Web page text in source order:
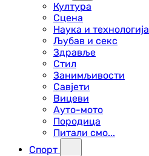
Култура
Сцена
Наука и технологија
Љубав и секс
Здравље
Стил
Занимљивости
Савјети
Вицеви
Ауто-мото
Породица
Питали смо...
Спорт